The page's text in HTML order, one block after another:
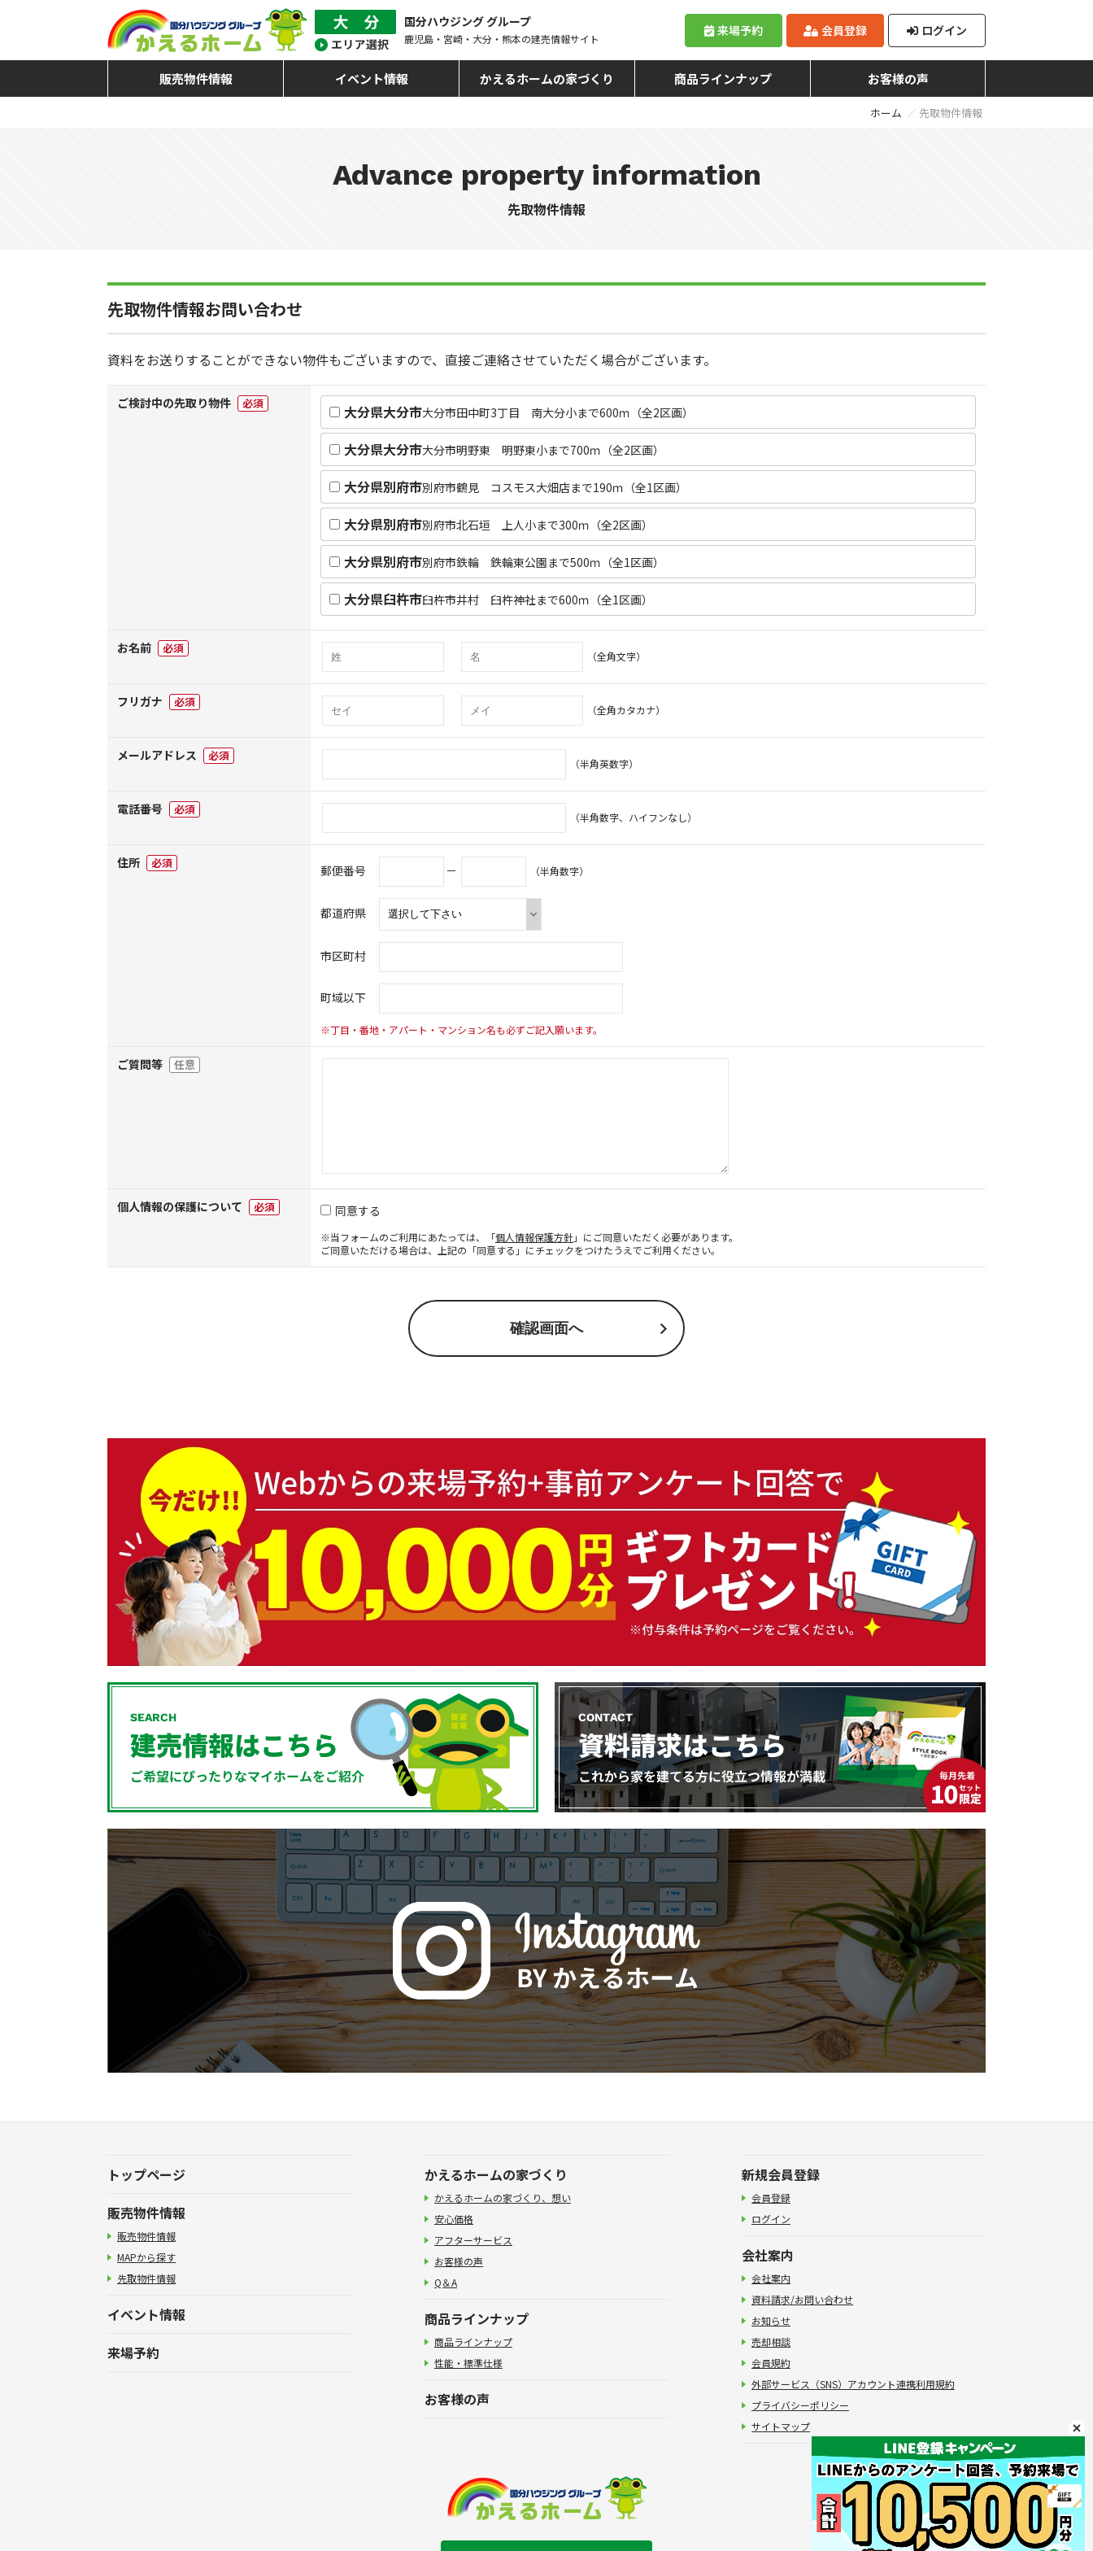
国分ハウジング グループ
鹿児島・宮崎・大分・熊本の建売情報サイト
来場予約 会員登録 ログイン
販売物件情報 イベント情報 かえるホームの家づくり 商品ラインナップ お客様の声
ホーム 先取物件情報
Advance property information
先取物件情報
先取物件情報お問い合わせ
資料をお送りすることができない物件もございますので、直接ご連絡させていただく場合がございます。
ご検討中の先取り物件 必須 大分県大分市大分市田中町3丁目 南大分小まで600ｍ（全2区画）
大分県大分市大分市明野東 明野東小まで700ｍ（全2区画）
大分県別府市別府市鶴見 コスモス大畑店まで190ｍ（全1区画）
大分県別府市別府市北石垣 上人小まで300ｍ（全2区画）
大分県別府市別府市鉄輪 鉄輪東公園まで500ｍ（全1区画）
大分県臼杵市臼杵市井村 臼杵神社まで600ｍ（全1区画）
お名前 必須
（全角文字）
フリガナ 必須
（全角カタカナ）
メールアドレス 必須
（半角英数字）
電話番号 必須
（半角数字、ハイフンなし）
住所 必須 郵便番号 － （半角数字）
都道府県
市区町村
町域以下
※丁目・番地・アパート・マンション名も必ずご記入願います。
ご質問等 任意
個人情報の保護について 必須 同意する
※当フォームのご利用にあたっては、「個人情報保護方針」にご同意いただく必要があります。
ご同意いただける場合は、上記の「同意する」にチェックをつけたうえでご利用ください。
トップページ
販売物件情報
販売物件情報
MAPから探す
先取物件情報
イベント情報
来場予約
かえるホームの家づくり
かえるホームの家づくり、想い
安心価格
アフターサービス
お客様の声
Q＆A
商品ラインナップ
商品ラインナップ
性能・標準仕様
お客様の声
新規会員登録
会員登録
ログイン
会社案内
会社案内
資料請求/お問い合わせ
お知らせ
売却相談
会員規約
外部サービス（SNS）アカウント連携利用規約
プライバシーポリシー
サイトマップ